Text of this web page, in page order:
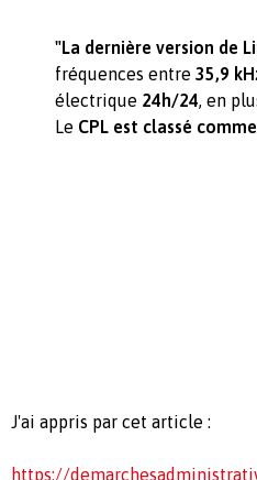
"La dernière version de
fréquences entre 35,9
électrique 24h/24, en
Le CPL est classé
J'ai appris par cet article :
https://